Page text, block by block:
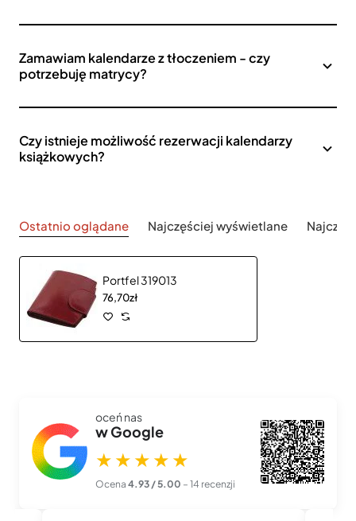
Zamawiam kalendarze z tłoczeniem - czy
potrzebuję matrycy?
Czy istnieje możliwość rezerwacji kalendarzy
książkowych?
Ostatnio oglądane Najczęściej wyświetlane
Portfel 319013
76,70zł
oceń nas
w Google
★★★★★
Ocena 4.93 / 5.00 – 14 recenzji